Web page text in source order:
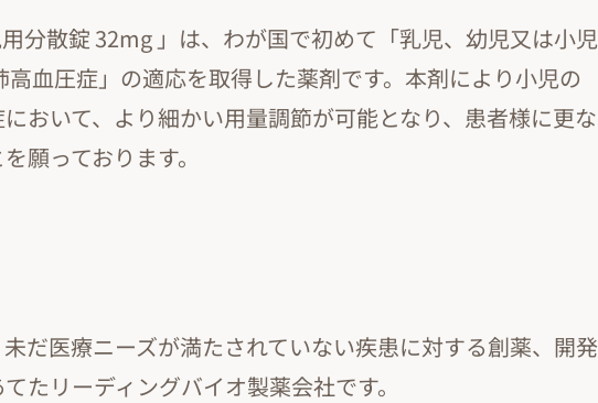
用分散錠 32mg 」は、わが国で初めて「乳児、幼児又は小児
高血圧症」の適応を取得した薬剤です。本剤により小児の
おいて、より細かい用量調節が可能となり、患者様に更な
願っております。
だ医療ニーズが満たされていない疾患に対する創薬、開発
たリーディングバイオ製薬会社です。